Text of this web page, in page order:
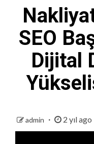
SEO
Dijital
admin 2 yıl ago